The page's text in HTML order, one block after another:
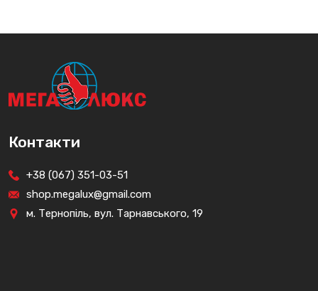
Контакти
+38 (067) 351-03-51
shop.megalux@gmail.com
м. Тернопіль, вул. Тарнавського, 19